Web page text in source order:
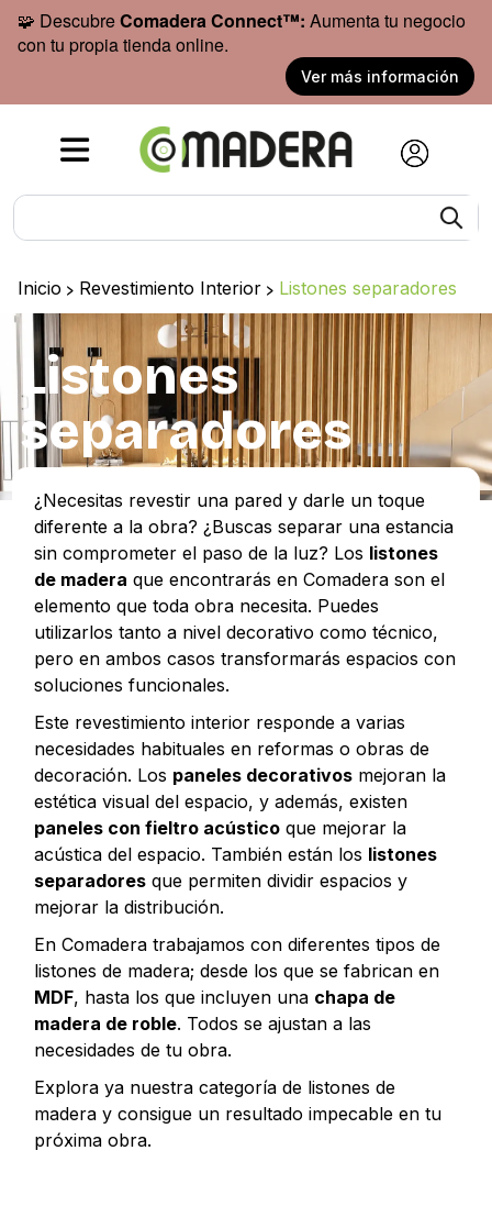
🧩 DescubreComadera Connect™: Aumenta tu negocio
con tu propia tienda online.
Ver más información
Inicio > Revestimiento Interior > Listones separadores
Listones
separadores
¿Necesitas revestir una pared y darle un toque
diferente a la obra? ¿Buscas separar una estancia
sin comprometer el paso de la luz? Los listones
de madera que encontrarás en Comadera son el
elemento que toda obra necesita. Puedes
utilizarlos tanto a nivel decorativo como técnico,
pero en ambos casos transformarás espacios con
soluciones funcionales.
Este revestimiento interior responde a varias
necesidades habituales en reformas o obras de
decoración. Los paneles decorativos mejoran la
estética visual del espacio, y además, existen
paneles con fieltro acústico que mejorar la
acústica del espacio. También están los listones
separadores que permiten dividir espacios y
mejorar la distribución.
En Comadera trabajamos con diferentes tipos de
listones de madera; desde los que se fabrican en
MDF, hasta los que incluyen una chapa de
madera de roble. Todos se ajustan a las
necesidades de tu obra.
Explora ya nuestra categoría de listones de
madera y consigue un resultado impecable en tu
próxima obra.